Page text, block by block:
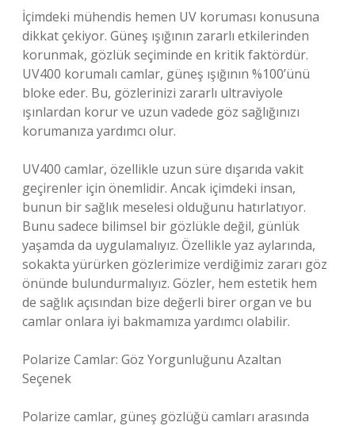
İçimdeki mühendis hemen UV koruması konusuna
dikkat çekiyor. Güneş ışığının zararlı etkilerinden
korunmak, gözlük seçiminde en kritik faktördür.
UV400 korumalı camlar, güneş ışığının %100’ünü
bloke eder. Bu, gözlerinizi zararlı ultraviyole
ışınlardan korur ve uzun vadede göz sağlığınızı
korumanıza yardımcı olur.
UV400 camlar, özellikle uzun süre dışarıda vakit
geçirenler için önemlidir. Ancak içimdeki insan,
bunun bir sağlık meselesi olduğunu hatırlatıyor.
Bunu sadece bilimsel bir gözlükle değil, günlük
yaşamda da uygulamalıyız. Özellikle yaz aylarında,
sokakta yürürken gözlerimize verdiğimiz zararı göz
önünde bulundurmalıyız. Gözler, hem estetik hem
de sağlık açısından bize değerli birer organ ve bu
camlar onlara iyi bakmamıza yardımcı olabilir.
Polarize Camlar: Göz Yorgunluğunu Azaltan
Seçenek
Polarize camlar, güneş gözlüğü camları arasında